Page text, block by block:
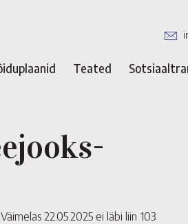
Teated
22.05.2025 ei läbi liin 103